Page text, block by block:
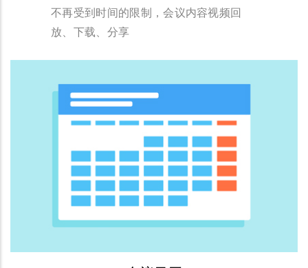
不再受到时间的限制，会议内容视频回
放、下载、分享